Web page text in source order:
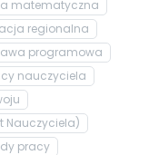
matematyczna
regionalna
programowa
nauczyciela
Nauczyciela)
pracy